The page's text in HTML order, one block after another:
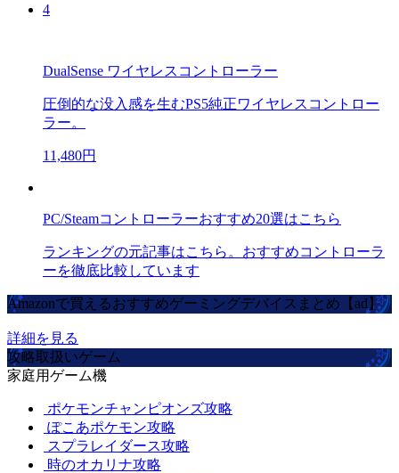
4
DualSense ワイヤレスコントローラー
圧倒的な没入感を生むPS5純正ワイヤレスコントロー
ラー。
11,480円
PC/Steamコントローラーおすすめ20選はこちら
ランキングの元記事はこちら。おすすめコントローラ
ーを徹底比較しています
Amazonで買えるおすすめゲーミングデバイスまとめ【ad】
詳細を見る
攻略取扱いゲーム
家庭用ゲーム機
ポケモンチャンピオンズ攻略
ぽこあポケモン攻略
スプラレイダース攻略
時のオカリナ攻略